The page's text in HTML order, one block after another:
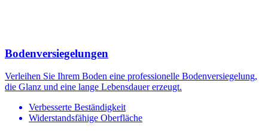
Bodenversiegelungen
Verleihen Sie Ihrem Boden eine professionelle Bodenversiegelung,
die Glanz und eine lange Lebensdauer erzeugt.
Verbesserte Beständigkeit
Widerstandsfähige Oberfläche